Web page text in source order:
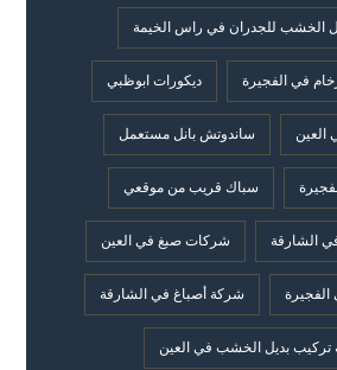
الخشب للجدران في راس الخيمة
في الفجيرة ديكورات ابوظبي
العين ساندوتش بانل مستعمل
سباك قريب من موقعي
الشارقة شركات صبغ في العين
شركة أصباغ في الشارقة
تركيب بديل الخشب في العين